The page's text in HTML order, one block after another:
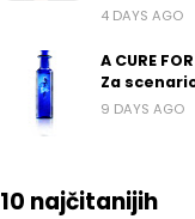
4 DAYS AGO
A CURE
Za
9 DAYS AGO
10 najčitanijih